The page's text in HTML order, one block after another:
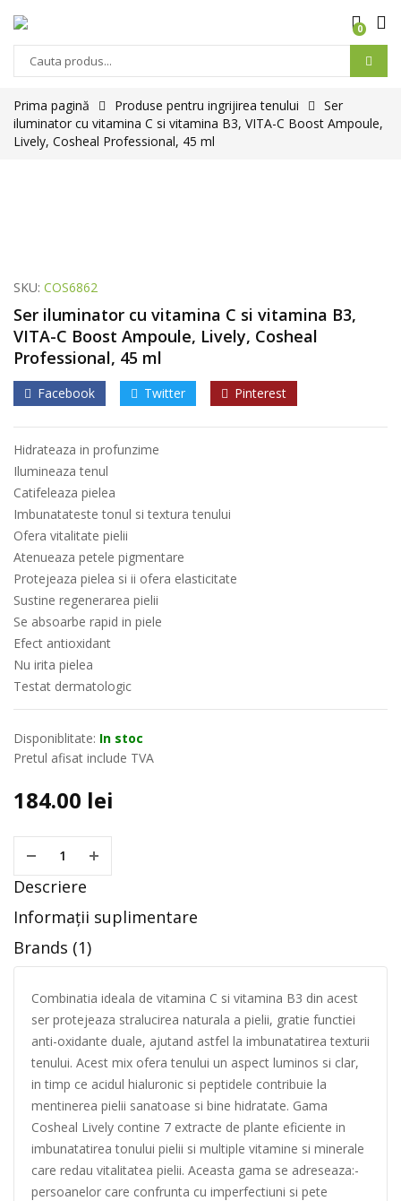
0
Prima pagină Produse pentru ingrijirea tenului
Ser
iluminator cu vitamina C si vitamina B3, VITA-C Boost Ampoule,
Lively, Cosheal Professional, 45 ml
SKU: COS6862
Ser iluminator cu vitamina C si vitamina B3,
VITA-C Boost Ampoule, Lively, Cosheal
Professional, 45 ml
Facebook Twitter Pinterest
Hidrateaza in profunzime
Ilumineaza tenul
Catifeleaza pielea
Imbunatateste tonul si textura tenului
Ofera vitalitate pielii
Atenueaza petele pigmentare
Protejeaza pielea si ii ofera elasticitate
Sustine regenerarea pielii
Se absoarbe rapid in piele
Efect antioxidant
Nu irita pielea
Testat dermatologic
Disponiblitate: In stoc
Pretul afisat include TVA
184.00 lei
Descriere
Informații suplimentare
Brands (1)
Combinatia ideala de vitamina C si vitamina B3 din acest
ser protejeaza stralucirea naturala a pielii, gratie functiei
anti-oxidante duale, ajutand astfel la imbunatatirea texturii
tenului. Acest mix ofera tenului un aspect luminos si clar,
in timp ce acidul hialuronic si peptidele contribuie la
mentinerea pielii sanatoase si bine hidratate. Gama
Cosheal Lively contine 7 extracte de plante eficiente in
imbunatatirea tonului pielii si multiple vitamine si minerale
care redau vitalitatea pielii. Aceasta gama se adreseaza:-
persoanelor care confrunta cu imperfectiuni si pete